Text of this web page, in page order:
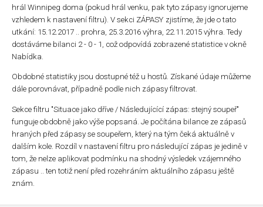
hrál Winnipeg doma (pokud hrál venku, pak tyto zápasy ignorujeme
vzhledem k nastavení filtru). V sekci ZÁPASY zjistíme, že jde o tato
utkání: 15.12.2017 .. prohra, 25.3.2016 výhra, 22.11.2015 výhra. Tedy
dostáváme bilanci 2 - 0 - 1, což odpovídá zobrazené statistice v okně
Nabídka.
Obdobné statistiky jsou dostupné též u hostů. Získané údaje můžeme
dále porovnávat, případně podle nich zápasy filtrovat.
Sekce filtru "Situace jako dříve / Následujícící zápas: stejný soupeř"
funguje obdobně jako výše popsaná. Je počítána bilance ze zápasů
hraných před zápasy se soupeřem, který na tým čeká aktuálně v
dalším kole. Rozdíl v nastavení filtru pro následující zápas je jedině v
tom, že nelze aplikovat podmínku na shodný výsledek vzájemného
zápasu .. ten totiž není před rozehráním aktuálního zápasu ještě
znám.